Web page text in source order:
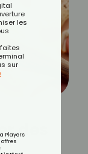
des
les
sur
Players